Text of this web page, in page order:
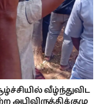
வீழ்ந்துவிட